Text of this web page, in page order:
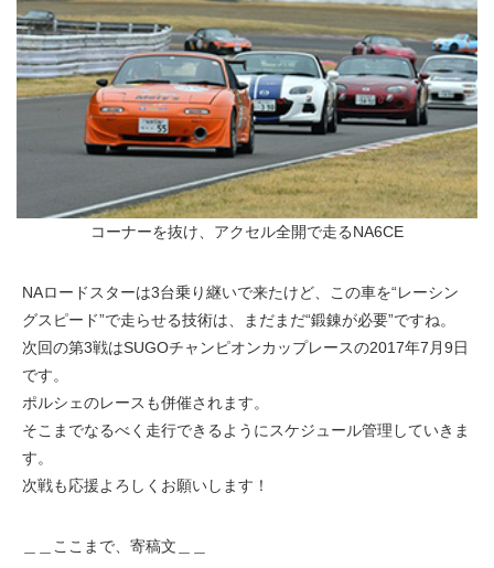
コーナーを抜け、アクセル全開で走るNA6CE
NAロードスターは3台乗り継いで来たけど、この車を“レーシン
グスピード”で走らせる技術は、まだまだ“鍛錬が必要”ですね。
次回の第3戦はSUGOチャンピオンカップレースの2017年7月9日
です。
ポルシェのレースも併催されます。
そこまでなるべく走行できるようにスケジュール管理していきま
す。
次戦も応援よろしくお願いします！
＿＿ここまで、寄稿文＿＿